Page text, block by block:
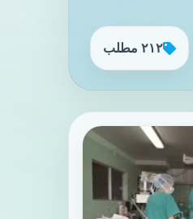
۲۱۲ مطلب